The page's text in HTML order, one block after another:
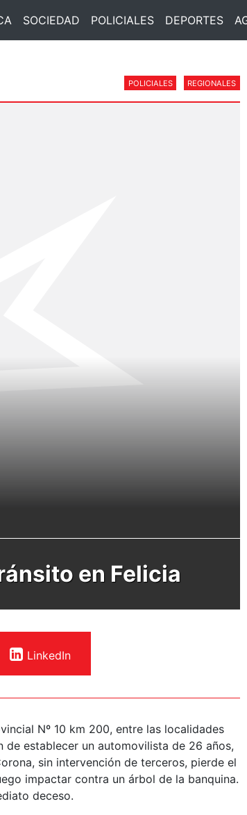
SOCIEDAD POLICIALES DEPORTES
POLICIALES REGIONALES
en Felicia
LinkedIn
Nº 10 km 200, entre las localidades
de establecer un automovilista de 26 años,
sin intervención de terceros, pierde el
impactar contra un árbol de la banquina.
deceso.
Relaciones